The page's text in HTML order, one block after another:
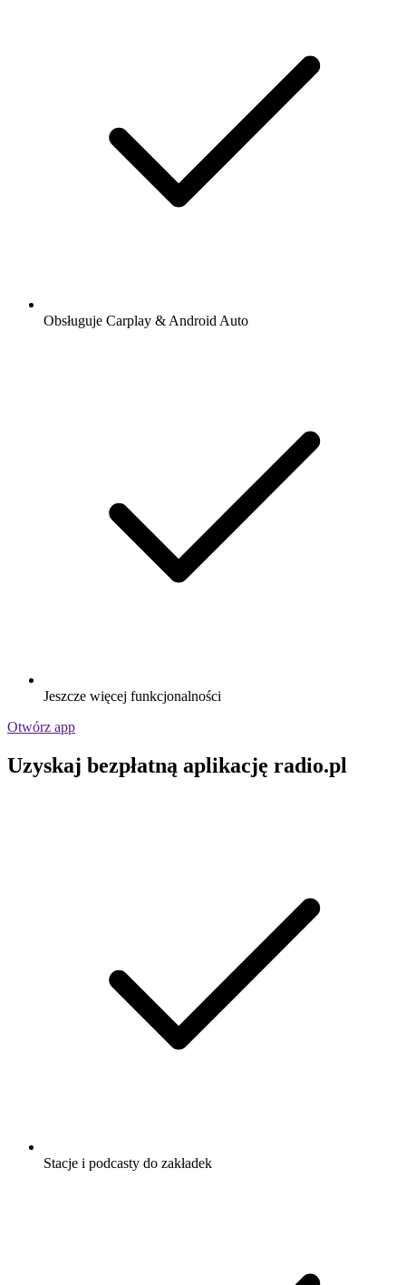
Obsługuje Carplay & Android Auto
Jeszcze więcej funkcjonalności
Otwórz app
Uzyskaj bezpłatną aplikację radio.pl
Stacje i podcasty do zakładek